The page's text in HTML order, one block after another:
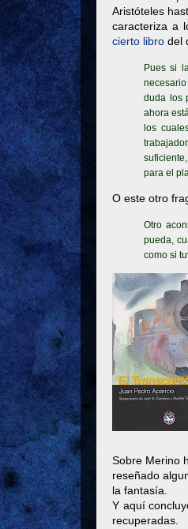
Aristóteles
caracteriza a
cierto libro del
Pues si
duda los
ahora
los
para el
O este otro
Otro
pueda,
como si
Sobre Merino
reseñado
la fantasía.
Y aquí
recuperadas.